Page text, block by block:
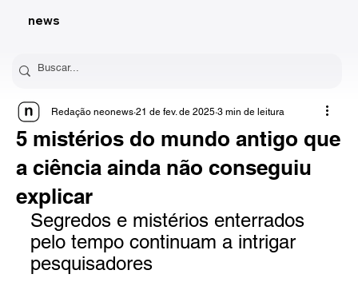
news
5 mistérios do mundo antigo que
a ciência ainda não conseguiu
explicar
Redação neonews 21 de fev. de 2025 3 min de leitura
Segredos e mistérios enterrados
pelo tempo continuam a intrigar
pesquisadores